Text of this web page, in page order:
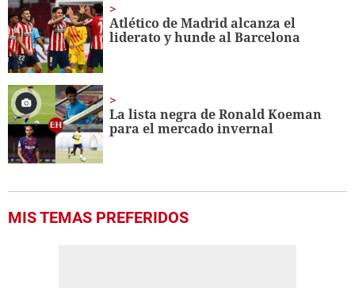
seconds
Atlético de Madrid alcanza el
liderato y hunde al Barcelona
La lista negra de Ronald Koeman
para el mercado invernal
MIS TEMAS PREFERIDOS